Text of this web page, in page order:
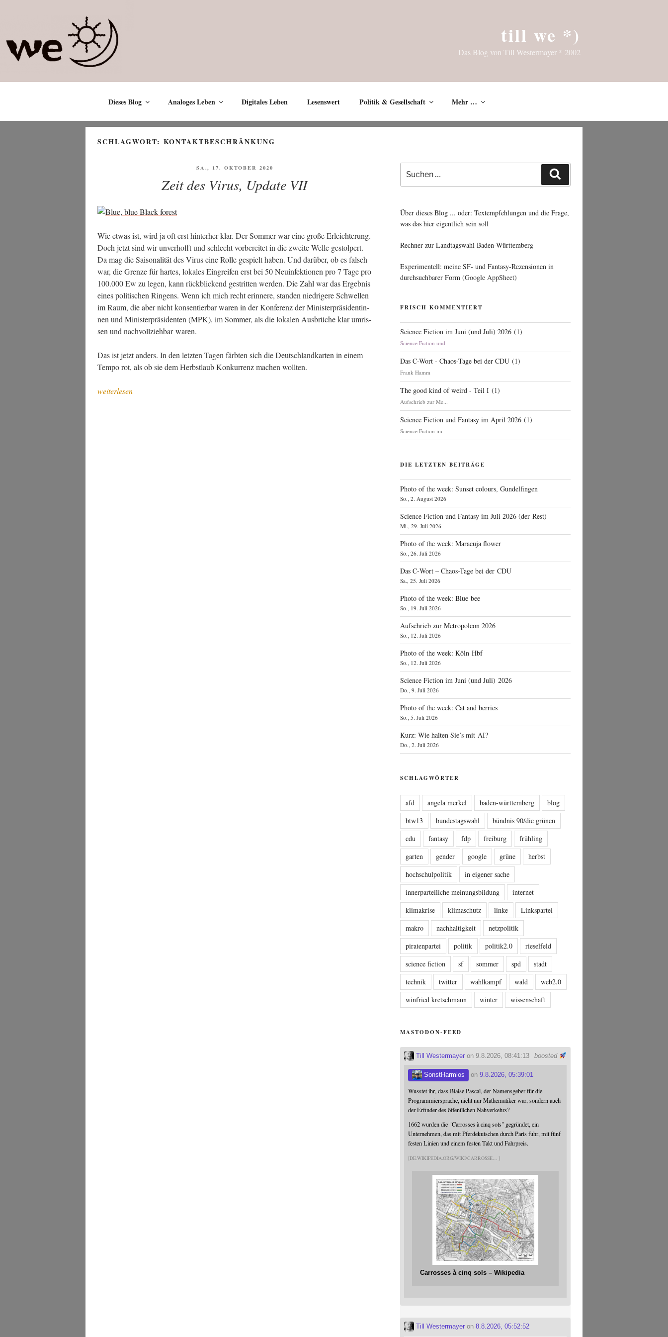
till we *)
Das Blog von Till Westermayer * 2002
Dieses Blog Analoges Leben Digitales Leben Lesenswert Politik & Gesellschaft Mehr …
SCHLAGWORT: KONTAKTBESCHRÄNKUNG
VERÖFFENTLICHT
SA., 17. OKTOBER 2020
Zeit des Virus, Update VII
Wie etwas ist, wird ja oft erst hin­ter­her klar. Der Som­mer war eine gro­ße Erleich­te­rung.
Doch jetzt sind wir unver­hofft und schlecht vor­be­rei­tet in die zwei­te Wel­le gestol­pert.
Da mag die Sai­so­na­li­tät des Virus eine Rol­le gespielt haben. Und dar­über, ob es falsch
war, die Gren­ze für har­tes, loka­les Ein­grei­fen erst bei 50 Neu­in­fek­tio­nen pro 7 Tage pro
100.000 Ew zu legen, kann rück­bli­ckend gestrit­ten wer­den. Die Zahl war das Ergeb­nis
eines poli­ti­schen Rin­gens. Wenn ich mich recht erin­ne­re, stan­den nied­ri­ge­re Schwel­len
im Raum, die aber nicht kon­sen­tier­bar waren in der Kon­fe­renz der Minis­ter­prä­si­den­tin­
nen und Minis­ter­prä­si­den­ten (MPK), im Som­mer, als die loka­len Aus­brü­che klar umris­
sen und nach­voll­zieh­bar waren.
Das ist jetzt anders. In den letz­ten Tagen färb­ten sich die Deutsch­land­kar­ten in einem
Tem­po rot, als ob sie dem Herbst­laub Kon­kur­renz machen wollten.
„Zeit
weiterlesen
Suche
nach:
Über dieses Blog ... oder: Textempfehlungen und die Frage,
was das hier eigentlich sein soll
Rechner zur Landtagswahl Baden-Württemberg
Experimentell: meine SF- und Fantasy-Rezensionen in
durchsuchbarer Form (Google AppSheet)
FRISCH KOMMENTIERT
Science Fiction im Juni (und Juli) 2026 (1)
Science Fiction und
Das C-Wort - Chaos-Tage bei der CDU (1)
Frank Hamm
The good kind of weird - Teil I (1)
Aufschrieb zur Me...
Science Fiction und Fantasy im April 2026 (1)
Science Fiction im
DIE LETZTEN BEITRÄGE
Photo of the week: Sunset colours, Gundelfingen
So., 2. August 2026
Science Fiction und Fantasy im Juli 2026 (der Rest)
Mi., 29. Juli 2026
Photo of the week: Maracuja flower
So., 26. Juli 2026
Das C‑Wort – Chaos-Tage bei der CDU
Sa., 25. Juli 2026
Photo of the week: Blue bee
So., 19. Juli 2026
Aufschrieb zur Metropolcon 2026
So., 12. Juli 2026
Photo of the week: Köln Hbf
So., 12. Juli 2026
Science Fiction im Juni (und Juli) 2026
Do., 9. Juli 2026
Photo of the week: Cat and berries
So., 5. Juli 2026
Kurz: Wie halten Sie’s mit AI?
Do., 2. Juli 2026
SCHLAGWÖRTER
afd angela merkel baden-württemberg
blog
btw13
bundestagswahl
bündnis 90/die grünen
cdu
fantasy fdp freiburg
frühling
garten
gender google grüne
herbst
hochschulpolitik
in eigener sache
innerparteiliche meinungsbildung
internet
klimakrise
klimaschutz linke
Linkspartei
makro
nachhaltigkeit
netzpolitik
piratenpartei
politik politik2.0
rieselfeld
science fiction
sf sommer spd
stadt
technik
twitter wahlkampf wald
web2.0
winfried kretschmann
winter wissenschaft
MASTODON-FEED
boosted
Till Westermayer on 9.8.2026, 08:41:13
SonstHarmlos on9.8.2026, 05:39:01
Wusstet ihr, dass Blaise Pascal, der Namensgeber für die
Programmiersprache, nicht nur Mathematiker war, sondern auch
der Erfinder des öffentlichen Nahverkehrs?
1662 wurden die "Carrosses à cinq sols" gegründet, ein
Unternehmen, das mit Pferdekutschen durch Paris fuhr, mit fünf
festen Linien und einem festen Takt und Fahrpreis.
DE.WIKIPEDIA.ORG/WIKI/CARROSSE
Carrosses à cinq sols – Wikipedia
Till Westermayer on8.8.2026, 05:52:52